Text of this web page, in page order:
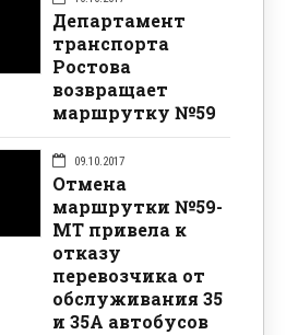
Департамент
транспорта
Ростова
возвращает
маршрутку №59
09.10.2017
Отмена
маршрутки №59-
МТ привела к
отказу
перевозчика от
обслуживания 35
и 35А автобусов